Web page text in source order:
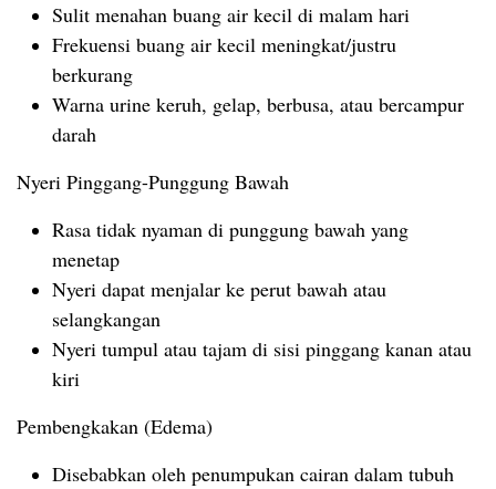
Sulit menahan buang air kecil di malam hari
Frekuensi buang air kecil meningkat/justru
berkurang
Warna urine keruh, gelap, berbusa, atau bercampur
darah
Nyeri Pinggang-Punggung Bawah
Rasa tidak nyaman di punggung bawah yang
menetap
Nyeri dapat menjalar ke perut bawah atau
selangkangan
Nyeri tumpul atau tajam di sisi pinggang kanan atau
kiri
Pembengkakan (Edema)
Disebabkan oleh penumpukan cairan dalam tubuh